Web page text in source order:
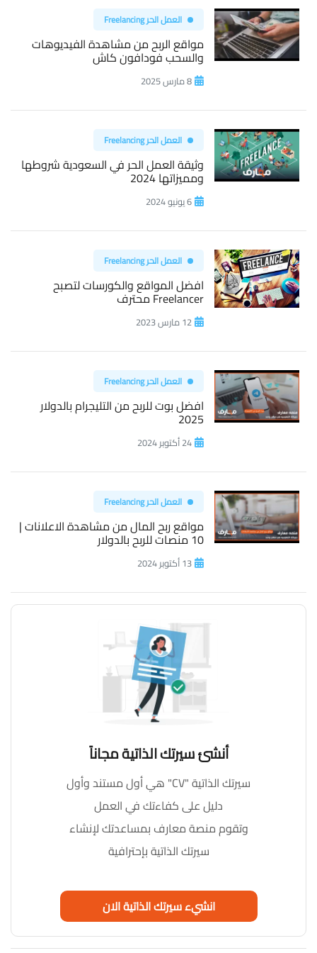
العمل الحر Freelancing
مواقع الربح من مشاهدة الفيديوهات
والسحب فودافون كاش
8 مارس 2025
العمل الحر Freelancing
وثيقة العمل الحر في السعودية شروطها
ومميزاتها 2024
6 يونيو 2024
العمل الحر Freelancing
افضل المواقع والكورسات لتصبح
Freelancer محترف
12 مارس 2023
العمل الحر Freelancing
افضل بوت للربح من التليجرام بالدولار
2025
24 أكتوبر 2024
العمل الحر Freelancing
مواقع ربح المال من مشاهدة الاعلانات |
10 منصات للربح بالدولار
13 أكتوبر 2024
أنشئ سيرتك الذاتية مجاناً
سيرتك الذاتية "CV" هي أول مستند وأول
دليل على كفاءتك في العمل
وتقوم منصة معارف بمساعدتك لإنشاء
سيرتك الذاتية بإحترافية
انشيء سيرتك الذاتية الان